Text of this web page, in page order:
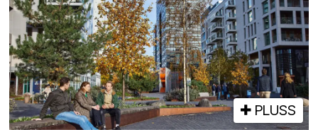
PLUSS